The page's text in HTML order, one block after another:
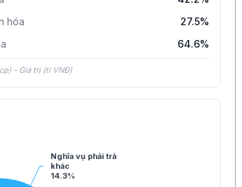
hóa
27.5%
64.6%
- Giá trị (tỉ VNĐ)
Nghĩa vụ phải trả
khác
14.3%